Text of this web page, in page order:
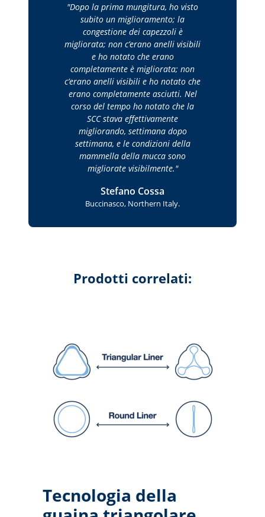
Dopo la prima mungitura, ho visto
subito un miglioramento; la
congestione dei capezzoli è
migliorata; non c’erano anelli visibili
e ho notato che erano
completamente è migliorata; non
c’erano anelli visibili e ho notato che
erano completamente asciutti. Nel
corso del tempo ho notato che la
SCC stava effettivamente
migliorando, settimana dopo
settimana, e le condizioni della
mammella della mucca sono
migliorate visibilmente.
Stefano Cossa
Buccinasco, Northern Italy.
Prodotti correlati:
Tecnologia della